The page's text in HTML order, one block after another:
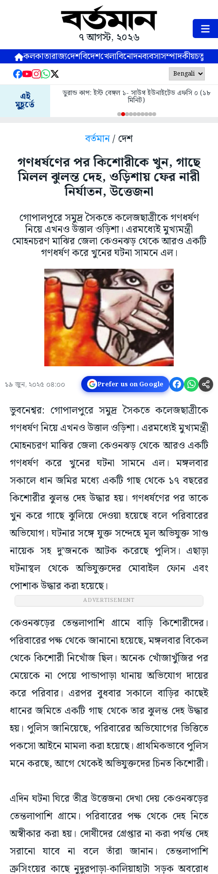
৭ আগস্ট, ২০২৬
কলকাতারাজ্যদেশবিদেশখেলাবিনোদনব্যবসাসম্পাদকীয়
এই
মুহূর্তে
ডুরান্ড কাপ: ইস্ট বেঙ্গল ১- সাউথ ইউনাইটেড এফসি ০ (১৮
মিনিট)
বর্তমান/ দেশ
গণধর্ষণের পর কিশোরীকে খুন, গাছে
মিলল ঝুলন্ত দেহ, ওড়িশায় ফের নারী
নির্যাতন, উত্তেজনা
গোপালপুরে সমুদ্র সৈকতে কলেজছাত্রীকে গণধর্ষণ
নিয়ে এখনও উত্তাল ওড়িশা। এরমধ্যেই মুখ্যমন্ত্রী
মোহনচরণ মাঝির জেলা কেওনঝড় থেকে আরও একটি
গণধর্ষণ করে খুনের ঘটনা সামনে এল।
১৯ জুন, ২০২৫ ০৪:০০ Prefer us on Google
ভুবনেশ্বর: গোপালপুরে সমুদ্র সৈকতে কলেজছাত্রীকে
গণধর্ষণ নিয়ে এখনও উত্তাল ওড়িশা। এরমধ্যেই মুখ্যমন্ত্রী
মোহনচরণ মাঝির জেলা কেওনঝড় থেকে আরও একটি
গণধর্ষণ করে খুনের ঘটনা সামনে এল। মঙ্গলবার
সকালে ধান জমির মধ্যে একটি গাছ থেকে ১৭ বছরের
কিশোরীর ঝুলন্ত দেহ উদ্ধার হয়। গণধর্ষণের পর তাকে
খুন করে গাছে ঝুলিয়ে দেওয়া হয়েছে বলে পরিবারের
অভিযোগ। ঘটনার সঙ্গে যুক্ত সন্দেহে মূল অভিযুক্ত সাগু
নায়েক সহ দু’জনকে আটক করেছে পুলিস। এছাড়া
ঘটনাস্থল থেকে অভিযুক্তদের মোবাইল ফোন এবং
পোশাক উদ্ধার করা হয়েছে।
ADVERTISEMENT
কেওনঝড়ের তেন্তলাপাশি গ্রামে বাড়ি কিশোরীদের।
পরিবারের পক্ষ থেকে জানানো হয়েছে, মঙ্গলবার বিকেল
থেকে কিশোরী নিখোঁজ ছিল। অনেক খোঁজাখুঁজির পর
মেয়েকে না পেয়ে পান্ডাপাড়া থানায় অভিযোগ দায়ের
করে পরিবার। এরপর বুধবার সকালে বাড়ির কাছেই
ধানের জমিতে একটি গাছ থেকে তার ঝুলন্ত দেহ উদ্ধার
হয়। পুলিস জানিয়েছে, পরিবারের অভিযোগের ভিত্তিতে
পকসো আইনে মামলা করা হয়েছে। প্রাথমিকভাবে পুলিস
মনে করছে, আগে থেকেই অভিযুক্তদের চিনত কিশোরী।
এদিন ঘটনা ঘিরে তীব্র উত্তেজনা দেখা দেয় কেওনঝড়ের
তেন্তলাপাশি গ্রামে। পরিবারের পক্ষ থেকে দেহ নিতে
অস্বীকার করা হয়। দোষীদের গ্রেপ্তার না করা পর্যন্ত দেহ
সরানো যাবে না বলে তাঁরা জানান। তেন্তলাপাশি
ক্রসিংয়ের কাছে নুদুরপাড়া-কালিয়াহাটা সড়ক অবরোধ